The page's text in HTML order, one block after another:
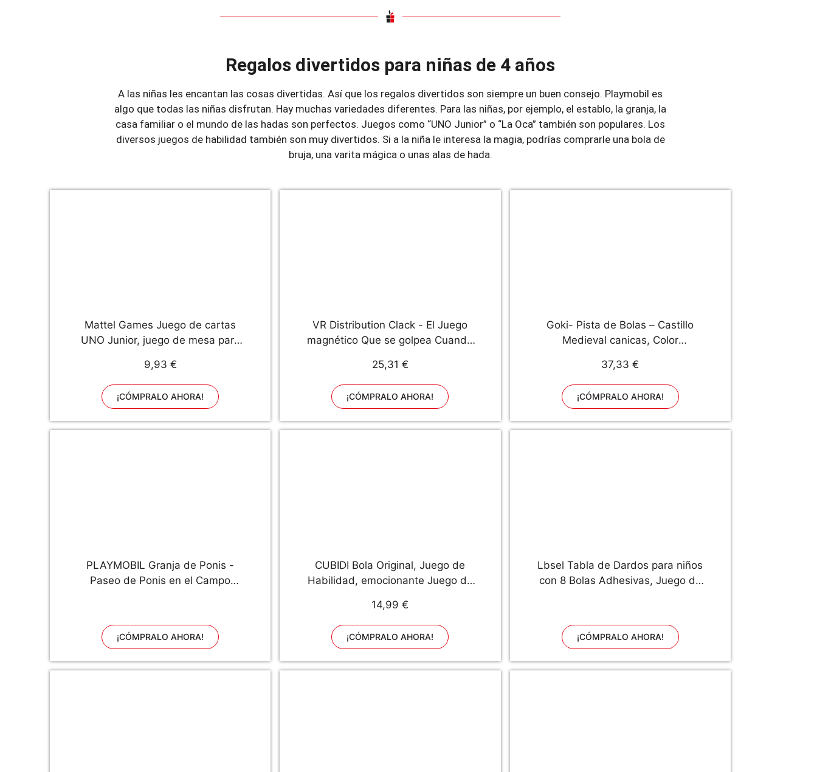
Regalos divertidos para niñas de 4 años
A las niñas les encantan las cosas divertidas. Así que los regalos divertidos son siempre un buen consejo. Playmobil es
algo que todas las niñas disfrutan. Hay muchas variedades diferentes. Para las niñas, por ejemplo, el establo, la granja, la
casa familiar o el mundo de las hadas son perfectos. Juegos como “UNO Junior” o “La Oca” también son populares. Los
diversos juegos de habilidad también son muy divertidos. Si a la niña le interesa la magia, podrías comprarle una bola de
bruja, una varita mágica o unas alas de hada.
Mattel Games Juego de cartas
UNO Junior, juego de mesa para
(Mattel GKF04)
9,93 €
¡CÓMPRALO AHORA!
VR Distribution Clack - El Juego
magnético Que se golpea Cuando
25,31 €
¡CÓMPRALO AHORA!
Goki- Pista de Bolas – Castillo
Medieval canicas, Color
37,33 €
¡CÓMPRALO AHORA!
PLAYMOBIL Granja de Ponis -
Paseo de Ponis en el Campo
¡CÓMPRALO AHORA!
CUBIDI Bola Original, Juego de
Habilidad, emocionante Juego de
Adultos Acroíris Pequeño
14,99 €
¡CÓMPRALO AHORA!
Lbsel Tabla de Dardos para niños
con 8 Bolas Adhesivas, Juego de
Navidad, Seguro y clásico Regalo
de Juguete para niños niñas de 3
¡CÓMPRALO AHORA!